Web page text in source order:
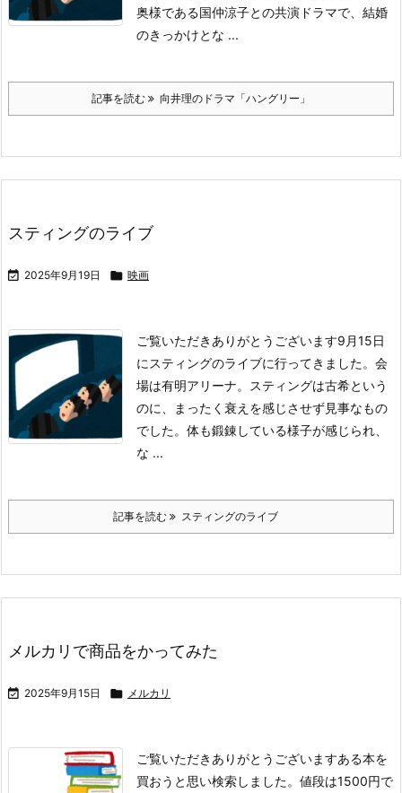
奥様である国仲涼子との共演ドラマで、結婚
のきっかけとな ...
記事を読む 向井理のドラマ「ハングリー」
スティングのライブ
 2025年9月19日  映画
ご覧いただきありがとうございます9月15日
にスティングのライブに行ってきました。 会
場は有明アリーナ。
スティングは古希という
のに、まったく衰えを感じさせず見事なもの
でした。 体も鍛錬している様子が感じられ、
な ...
記事を読む スティングのライブ
メルカリで商品をかってみた
 2025年9月15日  メルカリ
ご覧いただきありがとうございますある本を
買おうと思い検索しました。 値段は1500円で